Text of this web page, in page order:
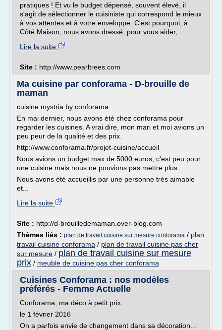
pratiques ! Et vu le budget dépensé, souvent élevé, il
s'agit de sélectionner le cuisiniste qui correspond le mieux
à vos attentes et à votre enveloppe. C'est pourquoi, à
Côté Maison, nous avons dressé, pour vous aider,...
Lire la suite
Site : http://www.pearltrees.com
Ma cuisine par conforama - D-brouille de
maman
cuisine mystria by conforama
En mai dernier, nous avons été chez conforama pour
regarder les cuisines. A vrai dire, mon mari et moi avions un
peu peur de la qualité et des prix.
http://www.conforama.fr/projet-cuisine/accueil
Nous avions un budget max de 5000 euros, c'est peu pour
une cuisine mais nous ne pouvions pas mettre plus.
Nous avons été accueillis par une personne très aimable
et...
Lire la suite
Site : http://d-brouilledemaman.over-blog.com
Thèmes liés : plan de travail cuisine sur mesure conforama / plan
travail cuisine conforama / plan de travail cuisine pas cher
sur mesure / plan de travail cuisine sur mesure
prix / meuble de cuisine pas cher conforama
Cuisines Conforama : nos modèles
préférés - Femme Actuelle
Conforama, ma déco à petit prix
le 1 février 2016
On a parfois envie de changement dans sa décoration...